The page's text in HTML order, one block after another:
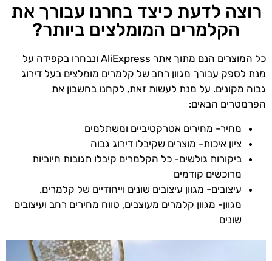
רוצה לדעת כיצד בחרנו עבורך את
הקלמרים המומלצים ביותר?
כל המוצרים הנם מתוך אתר AliExpress ונבחרו בקפידה על
מנת לספק עבורך מגוון רחב של קלמרים מומלצים בעל דירוג
גבוה מקונים. על מנת לעשות זאת, לקחנו בחשבון את
הפרמטרים הבאים:
מחיר- מחירים אטרקטיביים ומשתלמים
ציון איכות- מוצרים שקיבלו דירוג גבוה
ביקורות גולשים- כל הקלמרים קיבלו תגובות חיוביות
מרוכשים קודמים
עיצובים- מגוון עיצובים שונים וייחודיים של קלמרים.
מגוון- מגוון קלמרים מעוצבים, טווח מחירים רחב ועיצובים
שונים